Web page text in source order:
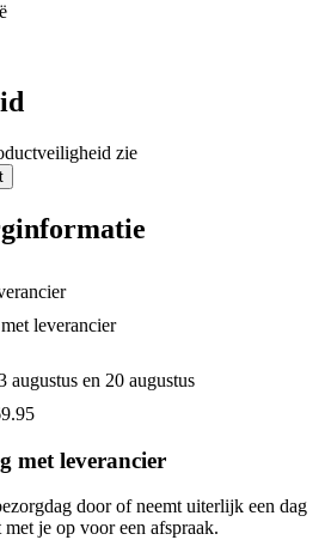
zie
leverancier
augustus en 20 augustus
met leverancier
door of neemt uiterlijk een dag
je op voor een afspraak.